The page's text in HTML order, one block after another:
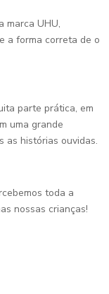
marca UHU,
a forma correta de o
parte prática, em
uma grande
as histórias ouvidas.
toda a
nossas crianças!